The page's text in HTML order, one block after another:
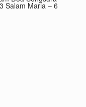
Salam Maria – 6